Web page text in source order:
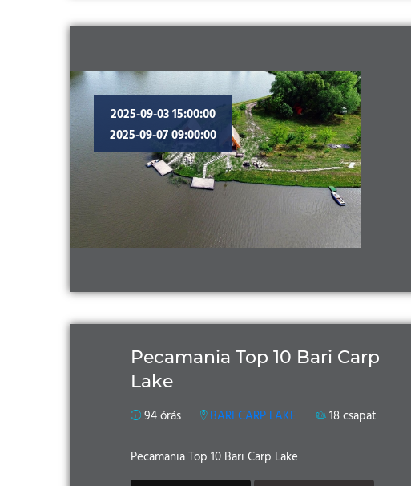
2025-09-03 15:00:00
2025-09-07 09:00:00
Pecamania Top 10 Bari Carp
Lake
94 órás BARI CARP LAKE 18 csapat
Pecamania Top 10 Bari Carp Lake